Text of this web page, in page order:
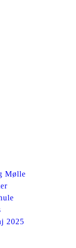
Mølle
2025